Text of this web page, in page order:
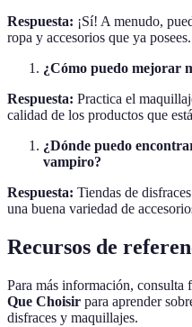
Respuesta: ¡Sí! A menudo,
ropa y accesorios que ya posees.
¿Cómo puedo mejorar
Respuesta: Practica el
calidad de los productos que
¿Dónde puedo
vampiro?
Respuesta: Tiendas de
una buena variedad de
Recursos de
Para más información, consulta
Que Choisir para aprender
disfraces y maquillajes.